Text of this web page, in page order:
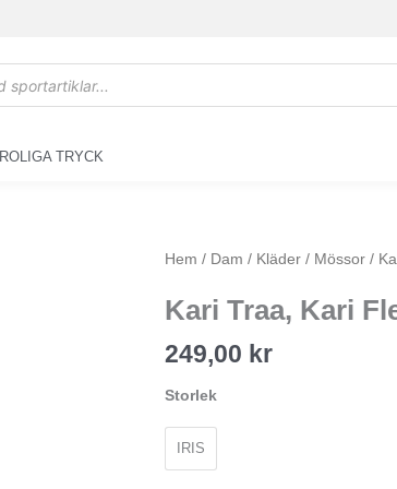
ROLIGA TRYCK
Hem / Dam / Kläder / Mössor /
Kari Traa, Kari
249,00 kr
Storlek
IRIS
Kari
Kari
Beanie,
Iris